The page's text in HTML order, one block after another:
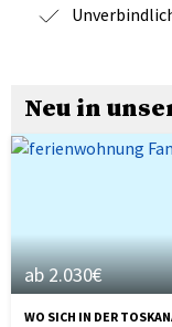
Neu in
ab 2.030€
WO SICH IN DER